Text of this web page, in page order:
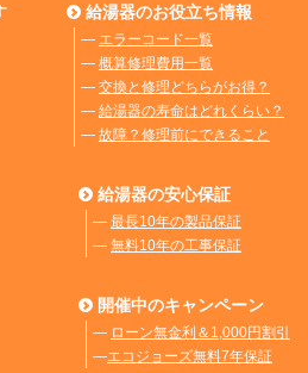
給湯器のお役立ち情報
― エラーコード一覧
― 概算修理費用一覧
― 交換と修理どちらがお得？
― 給湯器の寿命はどれくらい？
― 故障？修理前にできること
給湯器の安心保証
― 最長10年の製品保証
― 無料10年の工事保証
開催中のキャンペーン
― ローン無金利＆1,000円割引
―エコジョーズ無料7年保証